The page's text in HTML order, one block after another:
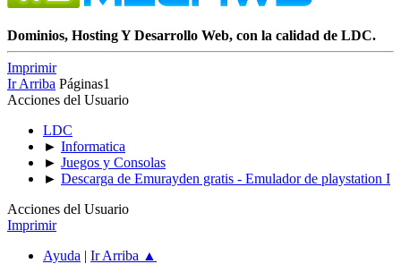
Dominios, Hosting Y Desarrollo Web, con la calidad de LDC.
Imprimir
Ir Arriba Páginas1
Acciones del Usuario
LDC
► Informatica
► Juegos y Consolas
► Descarga de Emurayden gratis - Emulador de playstation I
Acciones del Usuario
Imprimir
Ayuda | Ir Arriba ▲